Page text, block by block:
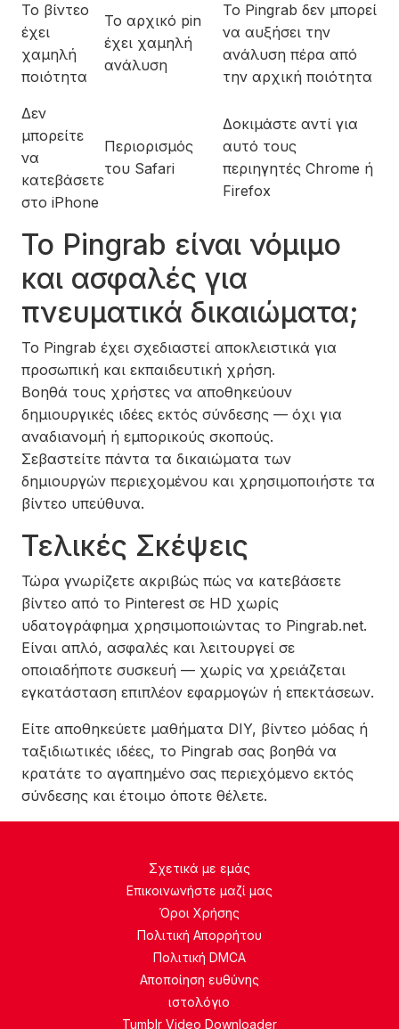
Το βίντεο
έχει
χαμηλή
ποιότητα
Το αρχικό pin
έχει χαμηλή
ανάλυση
Το Pingrab δεν μπορεί
να αυξήσει την
ανάλυση πέρα από
την αρχική ποιότητα
Δεν
μπορείτε
να
κατεβάσετε
στο iPhone
Περιορισμός
του Safari
Δοκιμάστε αντί για
αυτό τους
περιηγητές Chrome ή
Firefox
Το Pingrab είναι νόμιμο
και ασφαλές για
πνευματικά δικαιώματα;
Το Pingrab έχει σχεδιαστεί αποκλειστικά για
προσωπική και εκπαιδευτική χρήση.
Βοηθά τους χρήστες να αποθηκεύουν
δημιουργικές ιδέες εκτός σύνδεσης — όχι για
αναδιανομή ή εμπορικούς σκοπούς.
Σεβαστείτε πάντα τα δικαιώματα των
δημιουργών περιεχομένου και χρησιμοποιήστε τα
βίντεο υπεύθυνα.
Τελικές Σκέψεις
Τώρα γνωρίζετε ακριβώς πώς να κατεβάσετε
βίντεο από το Pinterest σε HD χωρίς
υδατογράφημα χρησιμοποιώντας το Pingrab.net.
Είναι απλό, ασφαλές και λειτουργεί σε
οποιαδήποτε συσκευή — χωρίς να χρειάζεται
εγκατάσταση επιπλέον εφαρμογών ή επεκτάσεων.
Είτε αποθηκεύετε μαθήματα DIY, βίντεο μόδας ή
ταξιδιωτικές ιδέες, το Pingrab σας βοηθά να
κρατάτε το αγαπημένο σας περιεχόμενο εκτός
σύνδεσης και έτοιμο όποτε θέλετε.
Σχετικά με εμάς
Επικοινωνήστε μαζί μας
Όροι Χρήσης
Πολιτική Απορρήτου
Πολιτική DMCA
Αποποίηση ευθύνης
ιστολόγιο
Tumblr Video Downloader